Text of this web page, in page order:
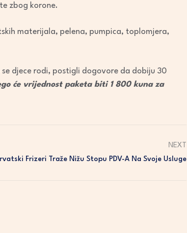
zbog korone.
materijala, pelena, pumpica, toplomjera,
djece rodi, postigli dogovore da dobiju 30
će vrijednost paketa biti 1 800 kuna za
NEXT
Frizeri Traže Nižu Stopu PDV-A Na Svoje Usluge